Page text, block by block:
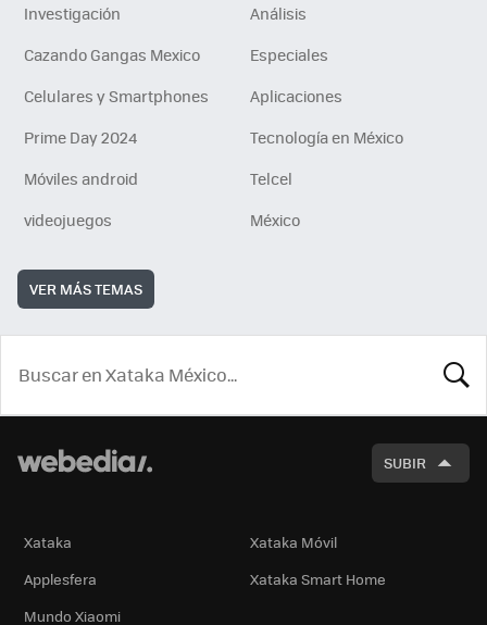
Investigación
Análisis
Cazando Gangas Mexico
Especiales
Celulares y Smartphones
Aplicaciones
Prime Day 2024
Tecnología en México
Móviles android
Telcel
videojuegos
México
VER MÁS TEMAS
SUBIR
Xataka
Xataka Móvil
Applesfera
Xataka Smart Home
Mundo Xiaomi